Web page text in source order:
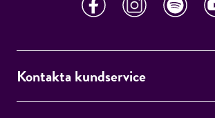
Kontakta kundservice